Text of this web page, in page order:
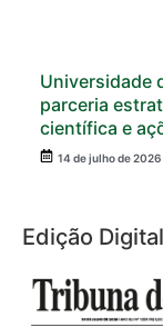
Universidade
parceria
científica e
14 de julho de 2026
Edição Digital